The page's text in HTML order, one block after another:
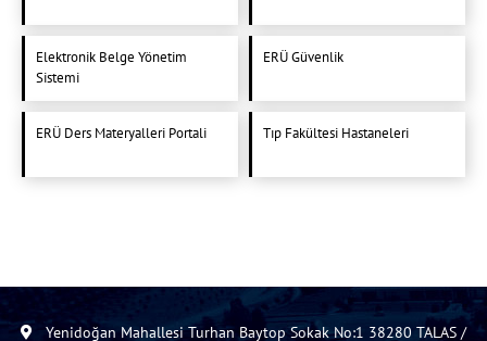
Elektronik Belge Yönetim
Sistemi
ERÜ Güvenlik
ERÜ Ders Materyalleri Portali Tıp Fakültesi Hastaneleri
Yenidoğan Mahallesi Turhan Baytop Sokak No:1 38280 TALAS /